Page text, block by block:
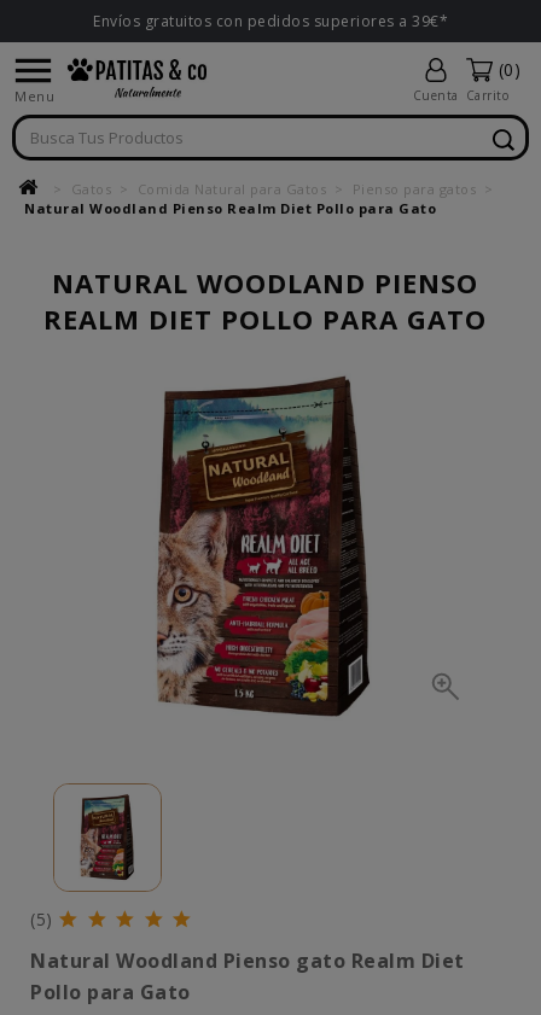
Envíos gratuitos con pedidos superiores a 39€*

Menu Cuenta
(0)
Carrito
Gatos Comida Natural para Gatos
Pienso para gatos
Natural Woodland Pienso Realm Diet Pollo para Gato
NATURAL WOODLAND PIENSO
REALM DIET POLLO PARA GATO
(5)
Natural Woodland Pienso gato Realm Diet
Pollo para Gato